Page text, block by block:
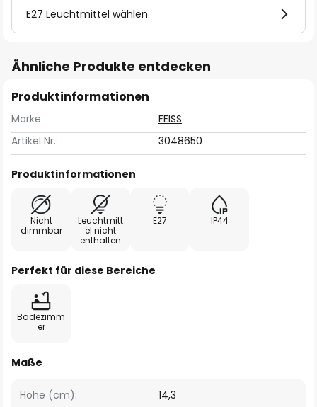
E27 Leuchtmittel wählen
Ähnliche Produkte entdecken
Produktinformationen
Marke:
FEISS
Artikel Nr.:
3048650
Produktinformationen
Nicht
dimmbar
Leuchtmitt
el nicht
enthalten
E27 IP44
Perfekt für diese Bereiche
Badezimm
er
Maße
Höhe (cm):
14,3